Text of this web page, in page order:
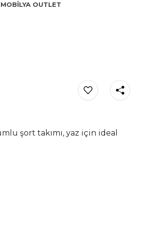
MOBİLYA OUTLET
şort takımı, yaz için ideal